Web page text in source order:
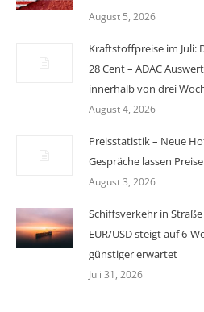
August 5, 2026
Kraftstoffpreise im Juli:
28 Cent – ADAC
innerhalb von drei
August 4, 2026
Preisstatistik – Neue
Gespräche lassen
August 3, 2026
Schiffsverkehr in
EUR/USD steigt auf 6-
günstiger erwartet
Juli 31, 2026